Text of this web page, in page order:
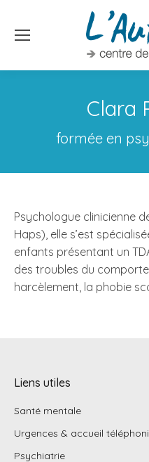
Clara
formée en
Psychologue clinicienne
Haps), elle s’est
enfants présentant un
des troubles du
harcèlement, la phobie
Liens utiles
Santé mentale
Urgences & accueil
Psychiatrie